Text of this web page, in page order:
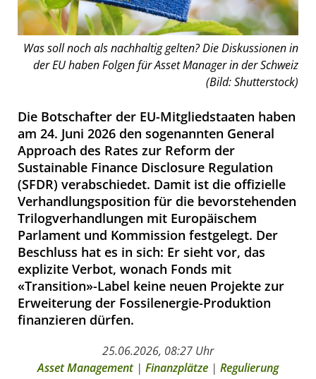
Was soll noch als nachhaltig gelten? Die Diskussionen in
der EU haben Folgen für Asset Manager in der Schweiz
(Bild: Shutterstock)
Die Botschafter der EU-Mitgliedstaaten haben
am 24. Juni 2026 den sogenannten General
Approach des Rates zur Reform der
Sustainable Finance Disclosure Regulation
(SFDR) verabschiedet. Damit ist die offizielle
Verhandlungsposition für die bevorstehenden
Trilogverhandlungen mit Europäischem
Parlament und Kommission festgelegt. Der
Beschluss hat es in sich: Er sieht vor, das
explizite Verbot, wonach Fonds mit
«Transition»-Label keine neuen Projekte zur
Erweiterung der Fossilenergie-Produktion
finanzieren dürfen.
25.06.2026, 08:27 Uhr
Asset Management| Finanzplätze | Regulierung